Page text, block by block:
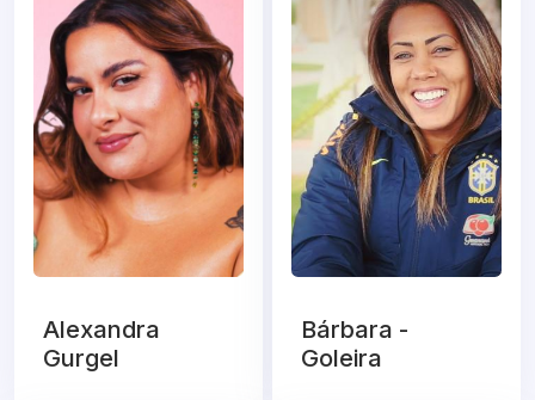
Alexandra
Gurgel
Bárbara -
Goleira